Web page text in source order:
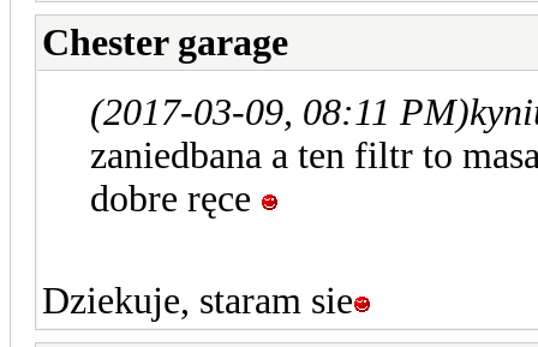
Chester garage
(2017-03-09, 08:11 PM)
zaniedbana a ten filtr to
dobre ręce
Dziekuje, staram sie